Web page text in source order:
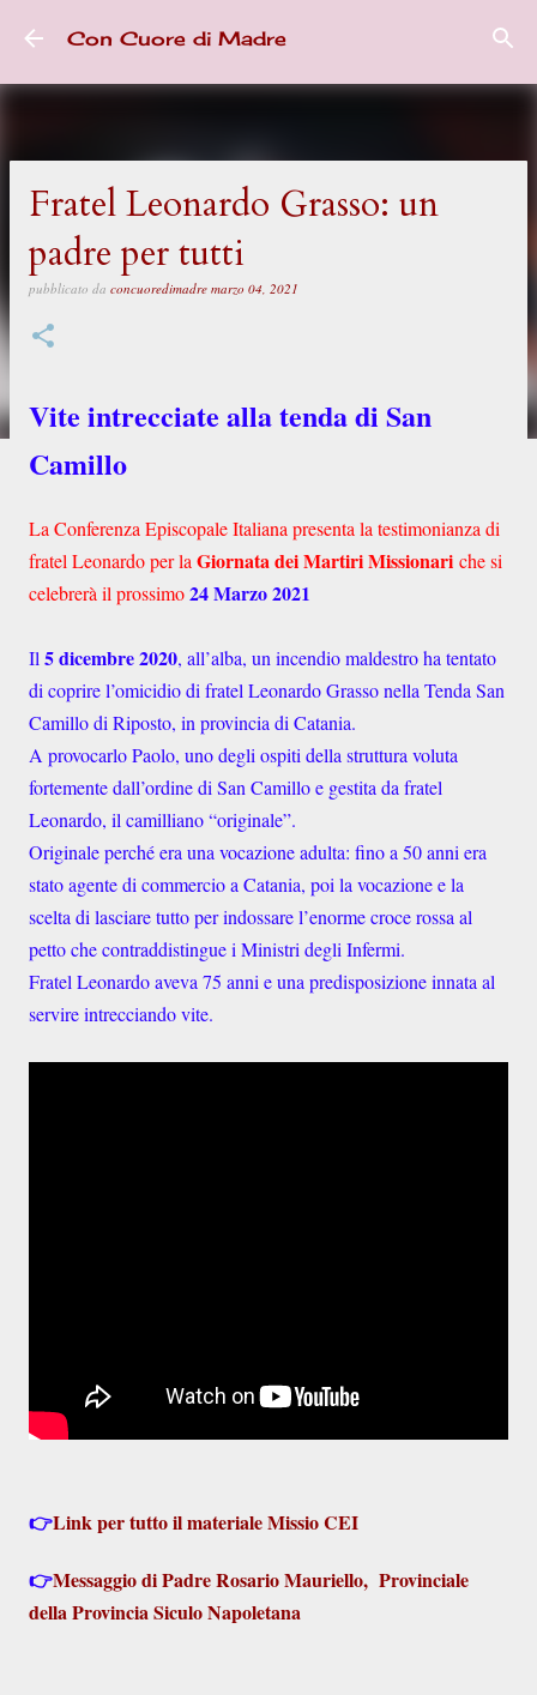
Passa ai contenuti principali
Con Cuore di Madre
Fratel Leonardo Grasso: un
padre per tutti
pubblicato da concuoredimadre marzo 04, 2021
Vite intrecciate alla tenda di San
Camillo
La Conferenza Episcopale Italiana presenta la testimonianza di
fratel Leonardo per la Giornata dei Martiri Missionari che si
celebrerà il prossimo24 Marzo 2021
Il 5 dicembre 2020, all’alba, un incendio maldestro ha tentato
di coprire l’omicidio di fratel Leonardo Grasso nella Tenda San
Camillo di Riposto, in provincia di Catania.
A provocarlo Paolo, uno degli ospiti della struttura voluta
fortemente dall’ordine di San Camillo e gestita da fratel
Leonardo, il camilliano “originale”.
Originale perché era una vocazione adulta: fino a 50 anni era
stato agente di commercio a Catania, poi la vocazione e la
scelta di lasciare tutto per indossare l’enorme croce rossa al
petto che contraddistingue i Ministri degli Infermi.
Fratel Leonardo aveva 75 anni e una predisposizione innata al
servire intrecciando vite.
👉Link per tutto il materiale Missio CEI
👉Messaggio di Padre Rosario Mauriello, Provinciale
della Provincia Siculo Napoletana